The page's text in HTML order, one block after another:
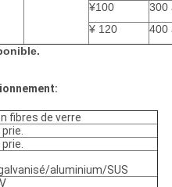
¥100
300
¥ 120
400
fibres de verre
aluminium/SUS